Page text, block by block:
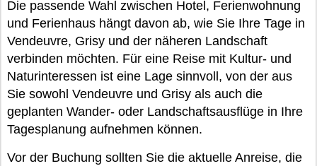
Die passende Wahl zwischen Hotel, Ferienwohnung
und Ferienhaus hängt davon ab, wie Sie Ihre Tage in
Vendeuvre, Grisy und der näheren Landschaft
verbinden möchten. Für eine Reise mit Kultur- und
Naturinteressen ist eine Lage sinnvoll, von der aus
Sie sowohl Vendeuvre und Grisy als auch die
geplanten Wander- oder Landschaftsausflüge in Ihre
Tagesplanung aufnehmen können.
Vor der Buchung sollten Sie die aktuelle Anreise, die